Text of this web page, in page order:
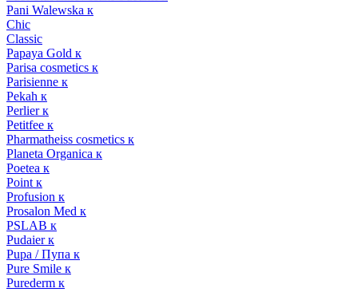
Pani Walewska к
Chic
Classic
Papaya Gold к
Parisa cosmetics к
Parisienne к
Pekah к
Perlier к
Petitfee к
Pharmatheiss cosmetics к
Planeta Organica к
Poetea к
Point к
Profusion к
Prosalon Med к
PSLAB к
Pudaier к
Pupa / Пупа к
Pure Smile к
Purederm к